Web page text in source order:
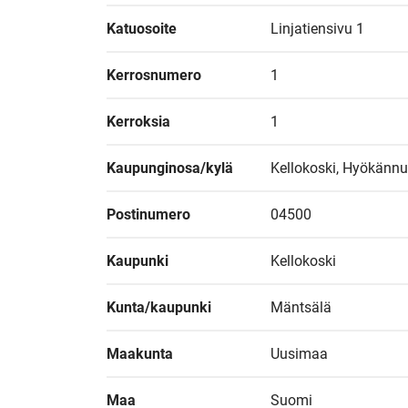
Katuosoite Linjatiensivu 1
Kerrosnumero 1
Kerroksia 1
Kaupunginosa/kylä Kellokoski,
Postinumero 04500
Kaupunki Kellokoski
Kunta/kaupunki Mäntsälä
Maakunta Uusimaa
Maa Suomi